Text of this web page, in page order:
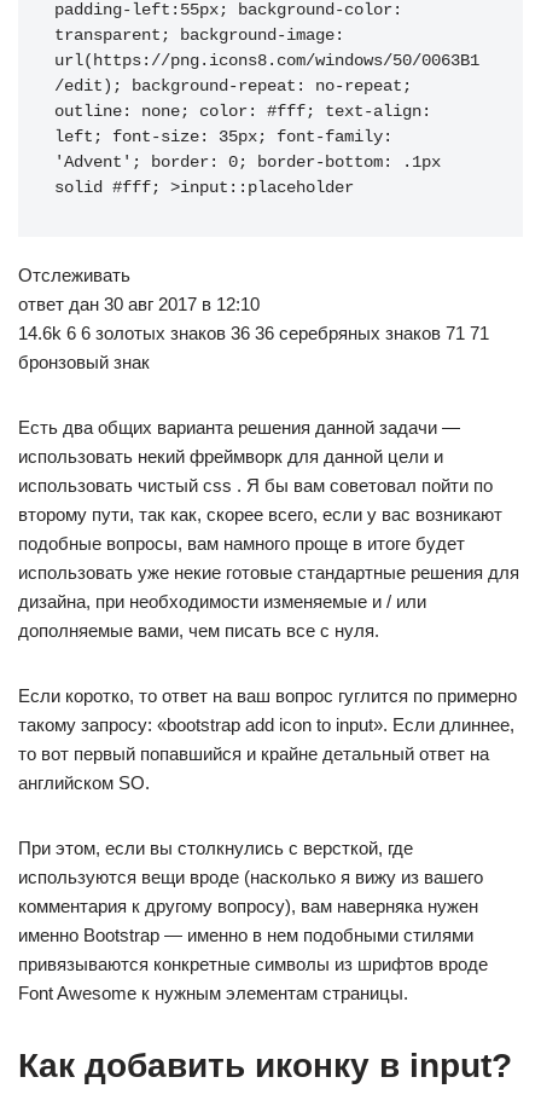
padding-left:55px; background-color:
transparent; background-image:
url(https://png.icons8.com/windows/50/0063B1
/edit); background-repeat: no-repeat;
outline: none; color: #fff; text-align:
left; font-size: 35px; font-family:
'Advent'; border: 0; border-bottom: .1px
solid #fff; >input::placeholder
Отслеживать
ответ дан 30 авг 2017 в 12:10
14.6k 6 6 золотых знаков 36 36 серебряных знаков 71 71
бронзовый знак
Есть два общих варианта решения данной задачи —
использовать некий фреймворк для данной цели и
использовать чистый css . Я бы вам советовал пойти по
второму пути, так как, скорее всего, если у вас возникают
подобные вопросы, вам намного проще в итоге будет
использовать уже некие готовые стандартные решения для
дизайна, при необходимости изменяемые и / или
дополняемые вами, чем писать все с нуля.
Если коротко, то ответ на ваш вопрос гуглится по примерно
такому запросу: «bootstrap add icon to input». Если длиннее,
то вот первый попавшийся и крайне детальный ответ на
английском SO.
При этом, если вы столкнулись с версткой, где
используются вещи вроде (насколько я вижу из вашего
комментария к другому вопросу), вам наверняка нужен
именно Bootstrap — именно в нем подобными стилями
привязываются конкретные символы из шрифтов вроде
Font Awesome к нужным элементам страницы.
Как добавить иконку в input?